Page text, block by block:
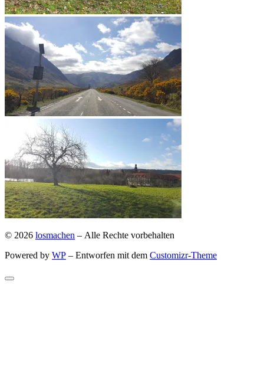
© 2026 losmachen – Alle Rechte vorbehalten
Powered by WP – Entworfen mit dem Customizr-Theme